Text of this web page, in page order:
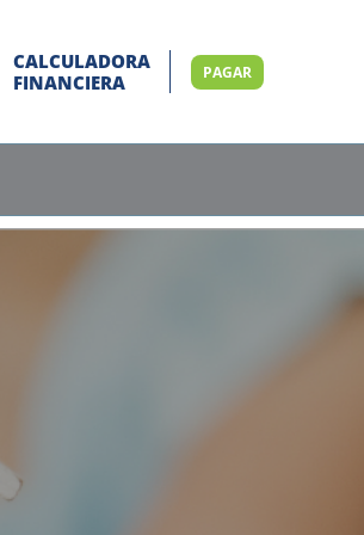
CALCULADORA
FINANCIERA
PAGAR